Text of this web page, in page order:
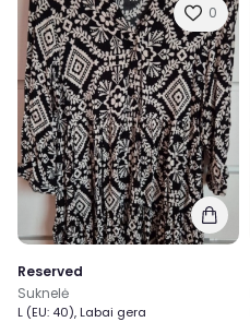
0
Reserved
Suknelė
L (EU: 40), Labai gera